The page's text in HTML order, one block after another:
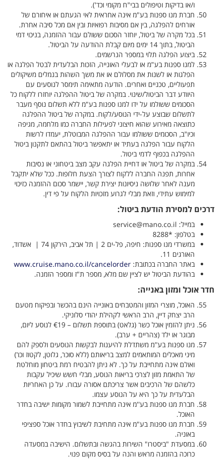
ו/או בדיקות וטיפולים בבי"ח מקומי וכד').
חברת מנו ספנות בע"מ אינה אחראית לאי הגעתם או איחורם של
אורחים להפלגה, בין אם מסיבות רפואיות ובין אם מכל סיבה אחרת.
בכל מקרה של ביטול, יוחזר הסכום ששולם עבור ההזמנה, בניכוי דמי
הביטול, בתוך 14 ימים מיום קבלת ההודעה על הביטול.
ביצוע הפלגה תלוי במספר הנרשמים.
למנו ספנות בע"מ או לבעלי האונייה, הזכות הבלעדית לבטל הפלגה או
הפלגות או לשנות את מסלולם או את משך השהות בנמלים משיקולים
תפעוליים, טכניים ואחרים. הודעה מתאימה תימסר לנוסעים עם
היוודע דבר הביטול/שינוי. במקרה של ביטול ההפלגה יוחזרו ללקוח כל
הסכומים ששולמו על ידו למנו ספנות בע"מ ללא תשלום נוסף מעבר
לתשלום שבוצע על-ידי הנוסע/לקוח. במקרה של ביטול ההפלגה
כתוצאה מאירוע שהוא חיצוני לפעילות החברה כמו מלחמה, מגיפה
וכיו"ב, הסכומים ששולמו עבור ההפלגה המבוטלת, יעמדו לרשות
הלקוח עבור הפלגה בעתיד או יתאפשר ביטול בהתאם לתקנון ביטול
ההפלגה בכפוף לדמי ביטול.
במקרה של ביטול או דחיית הפלגה עקב מצב ביטחוני או נסיבות
אחרות, תפנה החברה ללקוח לצורך הצעת חלופות. ככל שלא יתקבל
מענה לאחר שלושה ניסיונות יצירת קשר, יישמר סכום ההזמנה כזיכוי
למימוש עתידי, וזאת מבלי לגרוע מזכויות הלקוח על פי דין.
דרכים למסירת הודעת ביטול:
במייל: service@mano.co.il
בטלפון: *8288
במשרדי מנו ספנות: חיפה, פל-ים 2 | תל אביב, הירקון 74 | אשדוד,
האורגים 11.
באתר החברה בכתובת: www.cruise.mano.co.il/cancelorder
בהודעת הביטול יש לציין שם מלא, מספר ת"ז ומספר הזמנה.
חדר אוכל ומזון באנייה:
האוכל, מוצרי המזון והמטבחים באונייה הינם בהכשר ובפיקוח מטעם
הרב יצחק דיין, הרב הראשי לקהילת יהודי סלוניקי.
ניתן להזמין אוכל כשר (גלאט) בתוספת תשלום – €19 לנוסע ליום,
מבוגר או ילד (צהריים + ערב).
מנו ספנות בע''מ משתדלת להיענות לבקשות הנוסעים ולספק להם
מיני מאכלים המותאמים למצב בריאותם (ללא סוכר, גלוטן, לקטוז וכו')
ואולם אינה מתחייבת על כך. לא ניתן להבטיח רמת ביטחון מוחלטת
של התאמת מזון לצרכי בריאות הנוסע, מבלי חשש שיכיל עקבות
כלשהם של הרכיבים אשר צריכתם אסורה עבורו. על כן האחריות
הבלעדית על כך היא על הנוסע עצמו.
חברת מנו ספנות בע''מ אינה מתחייבת לשמור מקומות ישיבה בחדר
האוכל.
חברת מנו ספנות בע"מ אינה מתחיבת לשיבוץ בחדר אוכל ספציפי
באוניה.
במסעדת "ביסטרו" השירות בהגשה ובתשלום. הישיבה במסעדה
כרוכה בהזמנה מראש והנה על בסיס מקום פנוי.